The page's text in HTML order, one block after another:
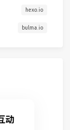
hexo.io
bulma.io